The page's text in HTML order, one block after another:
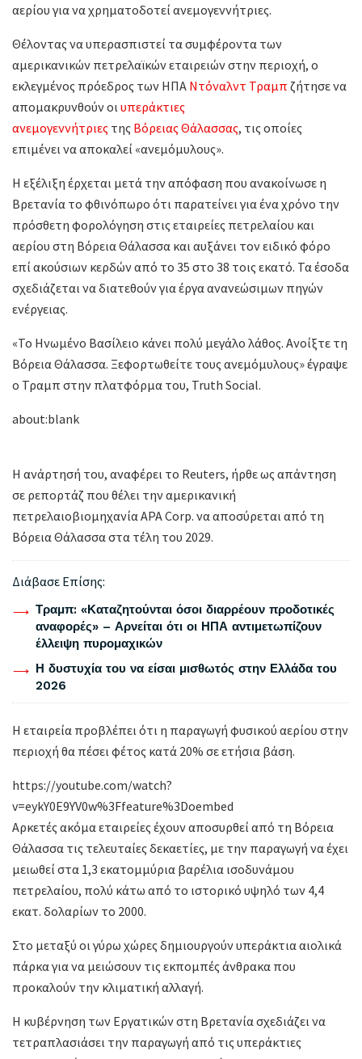
αερίου για να χρηματοδοτεί ανεμογεννήτριες.
Θέλοντας να υπερασπιστεί τα συμφέροντα των
αμερικανικών πετρελαϊκών εταιρειών στην περιοχή, ο
εκλεγμένος πρόεδρος των ΗΠΑ Ντόναλντ Τραμπ ζήτησε να
απομακρυνθούν οι υπεράκτιες
ανεμογεννήτριες της Βόρειας Θάλασσας, τις οποίες
επιμένει να αποκαλεί «ανεμόμυλους».
Η εξέλιξη έρχεται μετά την απόφαση που ανακοίνωσε η
Βρετανία το φθινόπωρο ότι παρατείνει για ένα χρόνο την
πρόσθετη φορολόγηση στις εταιρείες πετρελαίου και
αερίου στη Βόρεια Θάλασσα και αυξάνει τον ειδικό φόρο
επί ακούσιων κερδών από το 35 στο 38 τοις εκατό. Τα έσοδα
σχεδιάζεται να διατεθούν για έργα ανανεώσιμων πηγών
ενέργειας.
«Το Ηνωμένο Βασίλειο κάνει πολύ μεγάλο λάθος. Ανοίξτε τη
Βόρεια Θάλασσα. Ξεφορτωθείτε τους ανεμόμυλους» έγραψε
ο Τραμπ στην πλατφόρμα του, Truth Social.
about:blank
Η ανάρτησή του, αναφέρει το Reuters, ήρθε ως απάντηση
σε ρεπορτάζ που θέλει την αμερικανική
πετρελαιοβιομηχανία APA Corp. να αποσύρεται από τη
Βόρεια Θάλασσα στα τέλη του 2029.
Διάβασε Επίσης:
Τραμπ: «Καταζητούνται όσοι διαρρέουν προδοτικές
αναφορές» – Αρνείται ότι οι ΗΠΑ αντιμετωπίζουν
έλλειψη πυρομαχικών
Η δυστυχία του να είσαι μισθωτός στην Ελλάδα του
2026
Η εταιρεία προβλέπει ότι η παραγωγή φυσικού αερίου στην
περιοχή θα πέσει φέτος κατά 20% σε ετήσια βάση.
https://youtube.com/watch?
v=eykY0E9YV0w%3Ffeature%3Doembed
Αρκετές ακόμα εταιρείες έχουν αποσυρθεί από τη Βόρεια
Θάλασσα τις τελευταίες δεκαετίες, με την παραγωγή να έχει
μειωθεί στα 1,3 εκατομμύρια βαρέλια ισοδυνάμου
πετρελαίου, πολύ κάτω από το ιστορικό υψηλό των 4,4
εκατ. δολαρίων το 2000.
Στο μεταξύ οι γύρω χώρες δημιουργούν υπεράκτια αιολικά
πάρκα για να μειώσουν τις εκπομπές άνθρακα που
προκαλούν την κλιματική αλλαγή.
Η κυβέρνηση των Εργατικών στη Βρετανία σχεδιάζει να
τετραπλασιάσει την παραγωγή από τις υπεράκτιες